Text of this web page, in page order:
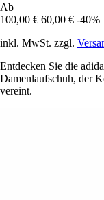
Ab
100,00 € 60,00 € -40%
inkl. MwSt. zzgl.
Entdecken Sie die
Damenlaufschuh, der
vereint.